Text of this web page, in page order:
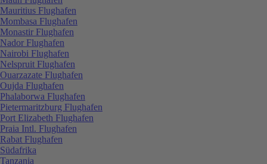
Mauritius Flughafen
Mombasa Flughafen
Monastir Flughafen
Nador Flughafen
Nairobi Flughafen
Nelspruit Flughafen
Ouarzazate Flughafen
Oujda Flughafen
Phalaborwa Flughafen
Pietermaritzburg Flughafen
Port Elizabeth Flughafen
Praia Intl. Flughafen
Rabat Flughafen
Südafrika
Tanzania